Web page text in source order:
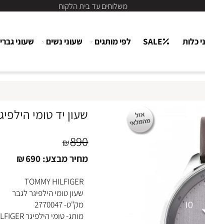
משלוחים עד בית הלקוח
SALE לפי מותגים שעוני נשים שעוני גברים
שעון יד טומי הילפיגר TOMMY HILFIGER סט צמיד ושעון טומי 2770047
₪890
מחיר מבצע: ₪690
TOMMY HILFIGER
שעון טומי הילפיגר לגבר
מק"ט- 2770047